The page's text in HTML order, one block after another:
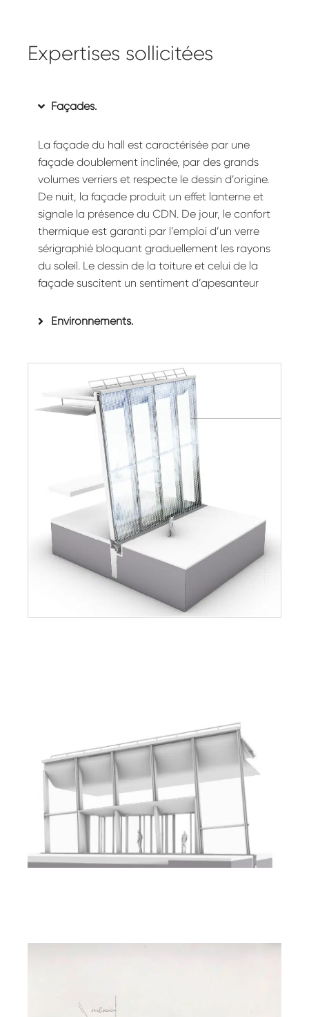
Expertises sollicitées
Façades.
La façade du hall est caractérisée par une
façade doublement inclinée, par des grands
volumes verriers et respecte le dessin d’origine.
De nuit, la façade produit un effet lanterne et
signale la présence du CDN. De jour, le confort
thermique est garanti par l’emploi d’un verre
sérigraphié bloquant graduellement les rayons
du soleil. Le dessin de la toiture et celui de la
façade suscitent un sentiment d’apesanteur
Environnements.